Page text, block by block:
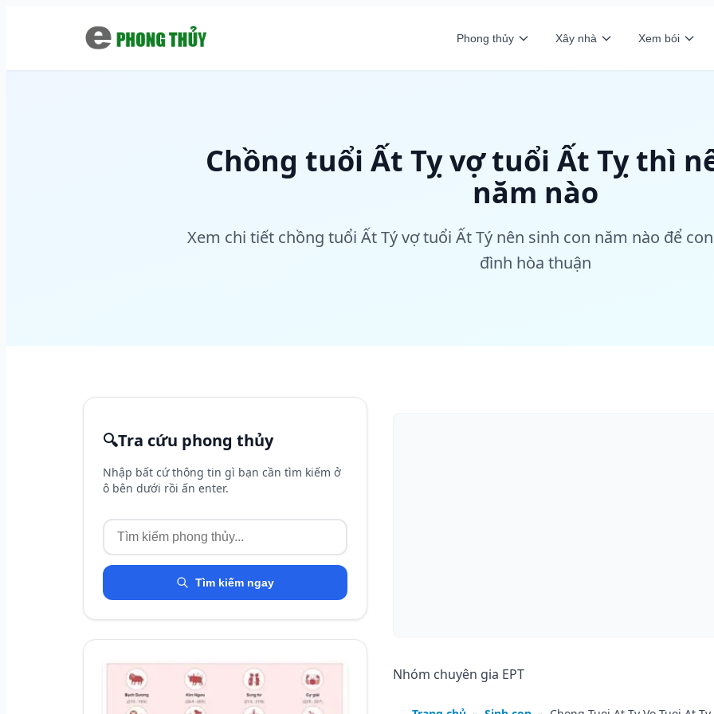
Phong thủy Xây nhà Xem bói
Chồng tuổi Ất Tỵ vợ tuổi Ất Tỵ thì
năm nào
Xem chi tiết chồng tuổi Ất Tý vợ tuổi Ất Tý nên sinh con năm nào để
đình hòa thuận
🔍Tra cứu phong thủy
Nhập bất cứ thông tin gì bạn cần tìm kiếm ở
ô bên dưới rồi ấn enter.
Tìm kiếm ngay
Nhóm chuyên gia EPT